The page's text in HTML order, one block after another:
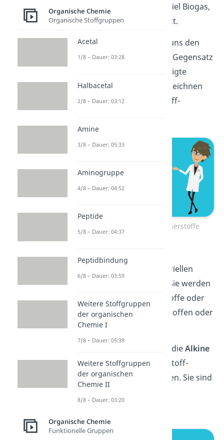
Gemischen wie zum Beispiel Biogas,
Benzin oder Heizöl benutzt.
Als nächstes wenden wir uns den
Alkenenzu. Diese sind im Gegensatz
zu den Alkanen UN-gesättigte
Kohlenwasserstoffe und zeichnen
sich durch eine Kohlenstoff-
Ungesättigte Kohlenwasserstoffe
Basisprodukte der industriellen
chemischen Chemie dar. Sie werden
beispielsweise als Treibstoffe oder
zur Herstellung von Kunstoffen oder
Waschmittel eingesetzt.
Als drittes betrachten wir dieAlkine
genauer, die eine Kohlenstoff-
Dreifachbindung aufweisen. Sie sind
Kohlenwasserstoffe.
Organische Chemie
Organische Stoffgruppen
Acetal
1/8 – Dauer: 03:28
Halbacetal
2/8 – Dauer: 03:12
Amine
3/8 – Dauer: 05:33
Aminogruppe
4/8 – Dauer: 04:52
Peptide
5/8 – Dauer: 04:37
Peptidbindung
6/8 – Dauer: 03:59
Weitere Stoffgruppen
der organischen
Chemie I
7/8 – Dauer: 05:39
Weitere Stoffgruppen
der organischen
Chemie II
8/8 – Dauer: 03:20
Organische Chemie
Funktionelle Gruppen